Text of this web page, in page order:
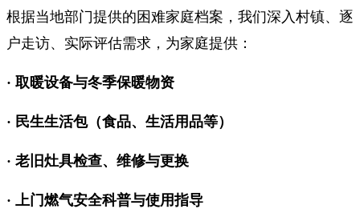
根据当地部门提供的困难家庭档案，我们深入村镇、逐
户走访、实际评估需求，为家庭提供：
· 取暖设备与冬季保暖物资
· 民生生活包（食品、生活用品等）
· 老旧灶具检查、维修与更换
· 上门燃气安全科普与使用指导